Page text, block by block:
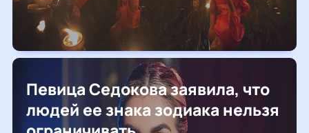
Певица Седокова заявила, что
людей ее знака зодиака нельзя